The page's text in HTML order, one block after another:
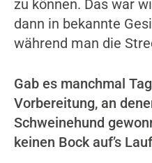
zu können. Das war
dann in bekannte
während man die
Gab es manchmal
Vorbereitung, an
Schweinehund
keinen Bock auf’s